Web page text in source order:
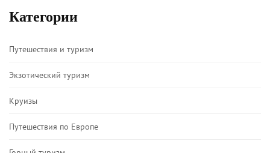
Категории
Путешествия и туризм
Экзотический туризм
Круизы
Путешествия по Европе